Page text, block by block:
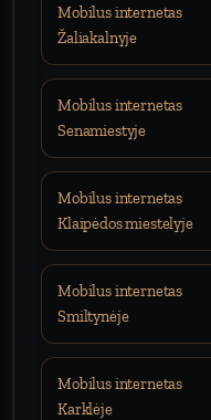
Mobilus internetas
Žaliakalnyje
Mobilus internetas
Senamiestyje
Mobilus internetas
Klaipėdos miestelyje
Mobilus internetas
Smiltynėje
Mobilus internetas
Karklėje